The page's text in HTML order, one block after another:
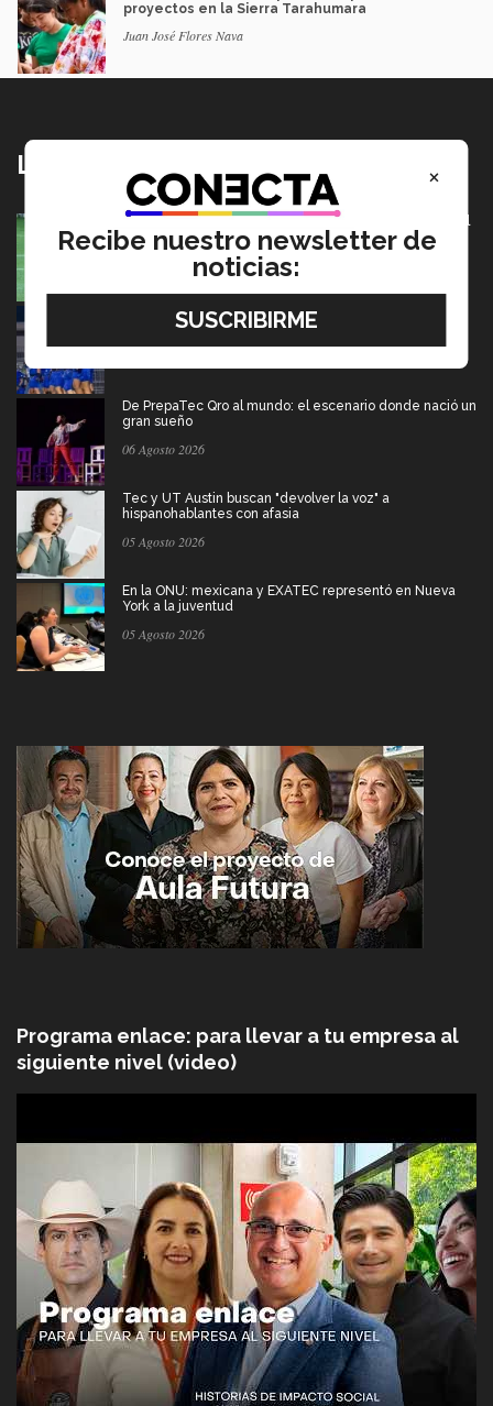
proyectos en la Sierra Tarahumara
Juan José Flores Nava
Lo más nuevo
México va por pase olímpico en mundial de flag football
en Alemania
07 Agosto 2026
Borregos CCM van por el campeonato en liga mayor de
americano
De PrepaTec Qro al mundo: el escenario donde nació un
gran sueño
06 Agosto 2026
Tec y UT Austin buscan "devolver la voz" a
hispanohablantes con afasia
05 Agosto 2026
En la ONU: mexicana y EXATEC representó en Nueva
York a la juventud
05 Agosto 2026
Programa enlace: para llevar a tu empresa al
siguiente nivel (video)
×
Recibe nuestro newsletter de
noticias: